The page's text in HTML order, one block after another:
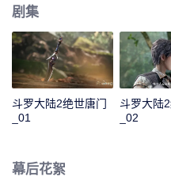
门能否重现辉煌？
剧集
斗罗大陆2绝世唐门
_01
斗罗大陆
_02
幕后花絮